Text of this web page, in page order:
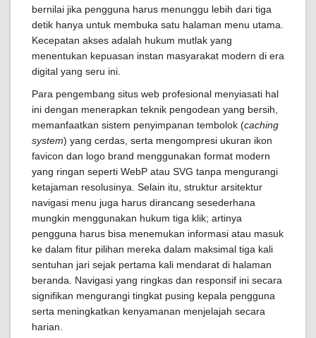
bernilai jika pengguna harus menunggu lebih dari tiga
detik hanya untuk membuka satu halaman menu utama.
Kecepatan akses adalah hukum mutlak yang
menentukan kepuasan instan masyarakat modern di era
digital yang seru ini.
Para pengembang situs web profesional menyiasati hal
ini dengan menerapkan teknik pengodean yang bersih,
memanfaatkan sistem penyimpanan tembolok (caching
system) yang cerdas, serta mengompresi ukuran ikon
favicon dan logo brand menggunakan format modern
yang ringan seperti WebP atau SVG tanpa mengurangi
ketajaman resolusinya. Selain itu, struktur arsitektur
navigasi menu juga harus dirancang sesederhana
mungkin menggunakan hukum tiga klik; artinya
pengguna harus bisa menemukan informasi atau masuk
ke dalam fitur pilihan mereka dalam maksimal tiga kali
sentuhan jari sejak pertama kali mendarat di halaman
beranda. Navigasi yang ringkas dan responsif ini secara
signifikan mengurangi tingkat pusing kepala pengguna
serta meningkatkan kenyamanan menjelajah secara
harian.